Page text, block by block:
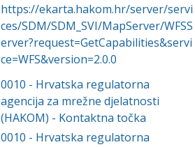
https://ekarta.hakom.hr/server/servi
ces/SDM/SDM_SVI/MapServer/WFSS
erver?request=GetCapabilities&servi
ce=WFS&version=2.0.0
0010 - Hrvatska regulatorna
agencija za mrežne djelatnosti
(HAKOM) - Kontaktna točka
0010 - Hrvatska regulatorna